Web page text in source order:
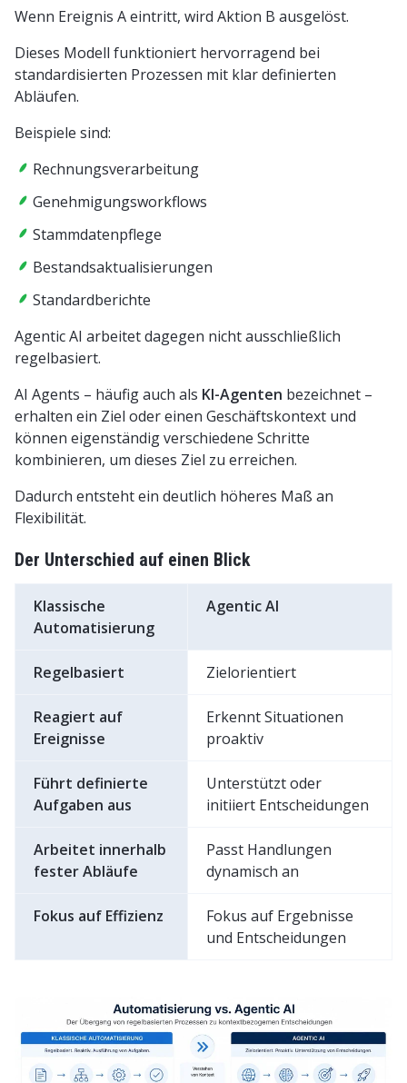
Wenn Ereignis A eintritt, wird Aktion B ausgelöst.
Dieses Modell funktioniert hervorragend bei
standardisierten Prozessen mit klar definierten
Abläufen.
Beispiele sind:
Rechnungsverarbeitung
Genehmigungsworkflows
Stammdatenpflege
Bestandsaktualisierungen
Standardberichte
Agentic AI arbeitet dagegen nicht ausschließlich
regelbasiert.
AI Agents – häufig auch als KI-Agenten bezeichnet –
erhalten ein Ziel oder einen Geschäftskontext und
können eigenständig verschiedene Schritte
kombinieren, um dieses Ziel zu erreichen.
Dadurch entsteht ein deutlich höheres Maß an
Flexibilität.
Der Unterschied auf einen Blick
Klassische
Automatisierung
Agentic AI
Regelbasiert Zielorientiert
Reagiert auf
Ereignisse
Erkennt Situationen
proaktiv
Führt definierte
Aufgaben aus
Unterstützt oder
initiiert Entscheidungen
Arbeitet innerhalb
fester Abläufe
Passt Handlungen
dynamisch an
Fokus auf Effizienz
Fokus auf Ergebnisse
und Entscheidungen